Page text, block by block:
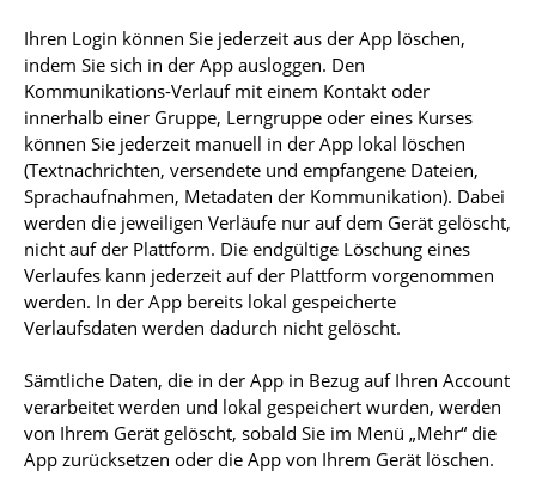
Ihren Login können Sie jederzeit aus der App löschen,
indem Sie sich in der App ausloggen. Den
Kommunikations-Verlauf mit einem Kontakt oder
innerhalb einer Gruppe, Lerngruppe oder eines Kurses
können Sie jederzeit manuell in der App lokal löschen
(Textnachrichten, versendete und empfangene Dateien,
Sprachaufnahmen, Metadaten der Kommunikation). Dabei
werden die jeweiligen Verläufe nur auf dem Gerät gelöscht,
nicht auf der Plattform. Die endgültige Löschung eines
Verlaufes kann jederzeit auf der Plattform vorgenommen
werden. In der App bereits lokal gespeicherte
Verlaufsdaten werden dadurch nicht gelöscht.
Sämtliche Daten, die in der App in Bezug auf Ihren Account
verarbeitet werden und lokal gespeichert wurden, werden
von Ihrem Gerät gelöscht, sobald Sie im Menü „Mehr“ die
App zurücksetzen oder die App von Ihrem Gerät löschen.